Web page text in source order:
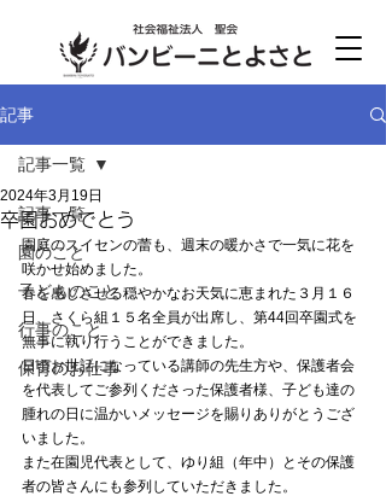
記事
記事一覧
園のこと
子どものこと
行事のこと
保育のお仕事
記事一覧
卒園おめでとう
2024年3月19日
園庭のスイセンの蕾も、週末の暖かさで一気に花を
咲かせ始めました。
春を感じさせる穏やかなお天気に恵まれた３月１６
日、さくら組１５名全員が出席し、第44回卒園式を
無事に執り行うことができました。
日頃お世話になっている講師の先生方や、保護者会
を代表してご参列くださった保護者様、子ども達の
腫れの日に温かいメッセージを賜りありがとうござ
いました。
また在園児代表として、ゆり組（年中）とその保護
者の皆さんにも参列していただきました。